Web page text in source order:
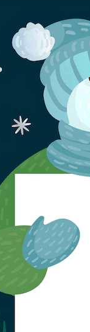
платформа для
работ. Более 1
среди креаторов,
агентств и студий.